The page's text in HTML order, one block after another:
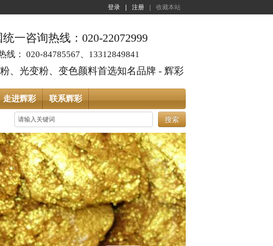
登录 注册 收藏本站
一咨询热线：020-22072999
线： 020-84785567、13312849841
、光变粉、变色颜料首选知名品牌 - 辉彩
走进辉彩 联系辉彩
搜索